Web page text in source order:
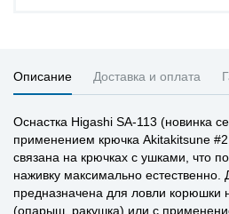
Описание Доставка и оплата
Оснастка Higashi SA-113 (новинка
применением крючка Akitakitsune
связана на крючках с ушками, что
наживку максимально естественно.
предназначена для ловли корюшки
(опарыш, ракушка) или с